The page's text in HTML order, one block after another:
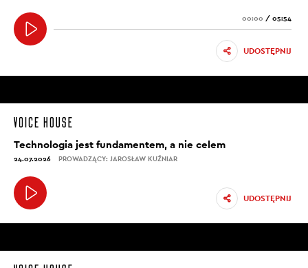
00:00 / 05:54
UDOSTĘPNIJ
Technologia jest fundamentem, a nie celem
24.07.2026 PROWADZĄCY: JAROSŁAW KUŹNIAR
UDOSTĘPNIJ